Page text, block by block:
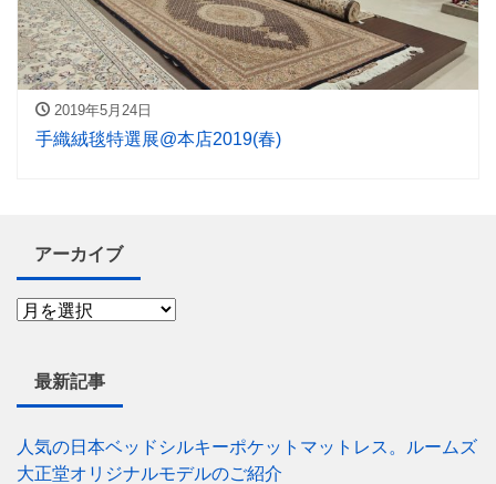
2019年5月24日
手織絨毯特選展@本店2019(春)
アーカイブ
最新記事
人気の日本ベッドシルキーポケットマットレス。ルームズ
大正堂オリジナルモデルのご紹介